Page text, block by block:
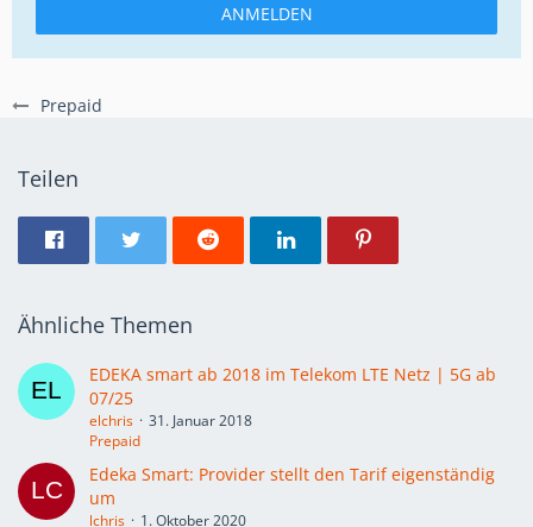
Prepaid
ANMELDEN
Teilen
Ähnliche Themen
EDEKA smart ab 2018 im Telekom LTE Netz | 5G ab
07/25
elchris
31. Januar 2018
Prepaid
Edeka Smart: Provider stellt den Tarif eigenständig
um
lchris 1. Oktober 2020